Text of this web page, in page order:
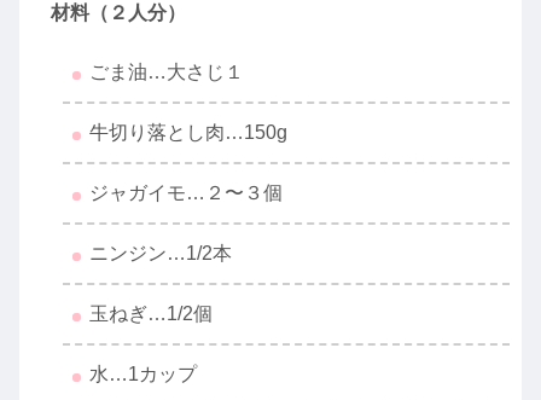
材料（２人分）
ごま油…大さじ１
牛切り落とし肉…150g
ジャガイモ…２〜３個
ニンジン…1/2本
玉ねぎ…1/2個
水…1カップ